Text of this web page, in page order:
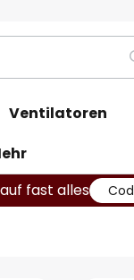
Ventilatoren
auf fast alles